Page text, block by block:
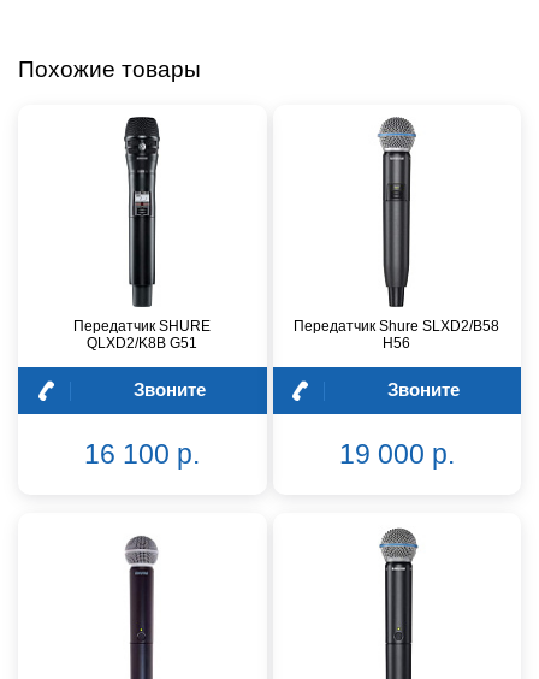
Похожие товары
Передатчик SHURE
QLXD2/K8B G51
Звоните
16 100 р.
Передатчик Shure SLXD2/B58
H56
Звоните
19 000 р.